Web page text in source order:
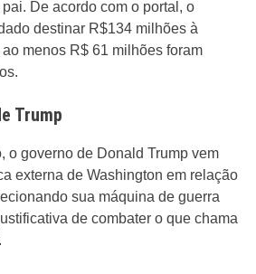
De acordo com o portal, o
destinar R$134 milhões à
menos R$ 61 milhões foram
Trump
o governo de Donald Trump vem
externa de Washington em relação
sua máquina de guerra
de combater o que chama